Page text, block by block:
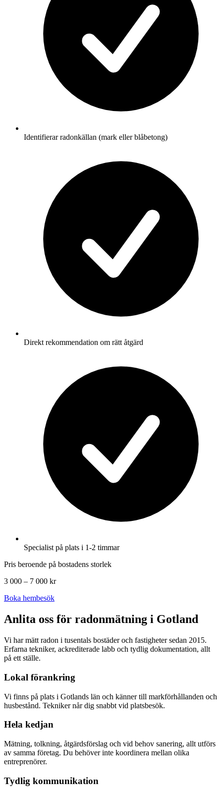
Identifierar radonkällan (mark eller blåbetong)
Direkt rekommendation om rätt åtgärd
Specialist på plats i 1-2 timmar
Pris beroende på bostadens storlek
3 000 – 7 000 kr
Boka hembesök
Anlita oss för radonmätning i Gotland
Vi har mätt radon i tusentals bostäder och fastigheter sedan 2015.
Erfarna tekniker, ackrediterade labb och tydlig dokumentation, allt
på ett ställe.
Lokal förankring
Vi finns på plats i Gotlands län och känner till markförhållanden och
husbestånd. Tekniker når dig snabbt vid platsbesök.
Hela kedjan
Mätning, tolkning, åtgärdsförslag och vid behov sanering, allt utförs
av samma företag. Du behöver inte koordinera mellan olika
entreprenörer.
Tydlig kommunikation